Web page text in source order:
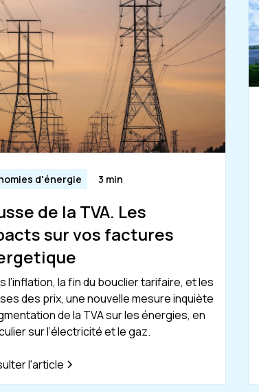
d'énergie 3 min
de la TVA. Les
sur vos factures
l’inflation, la fin du bouclier tarifaire, et les
des prix, une nouvelle mesure inquiète
de la TVA sur les énergies, en
sur l’électricité et le gaz.
l'article